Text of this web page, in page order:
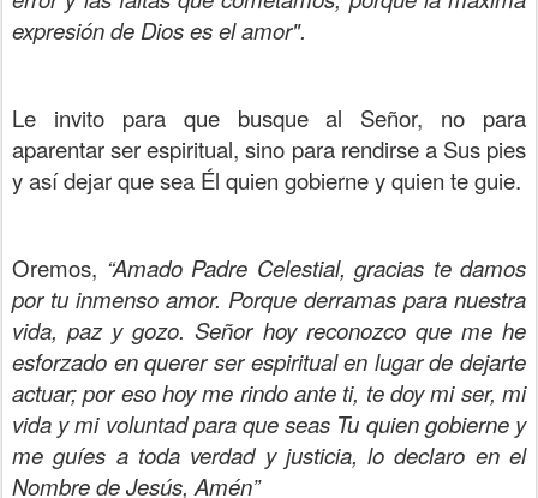
expresión de Dios es el amor".
Le invito para que busque al Señor, no para
aparentar ser espiritual, sino para rendirse a Sus pies
y así dejar que sea Él quien gobierne y quien te guie.
Oremos, “Amado Padre Celestial, gracias te damos
por tu inmenso amor. Porque derramas para nuestra
vida, paz y gozo. Señor hoy reconozco que me he
esforzado en querer ser espiritual en lugar de dejarte
actuar; por eso hoy me rindo ante ti, te doy mi ser, mi
vida y mi voluntad para que seas Tu quien gobierne y
me guíes a toda verdad y justicia, lo declaro en el
Nombre de Jesús, Amén”